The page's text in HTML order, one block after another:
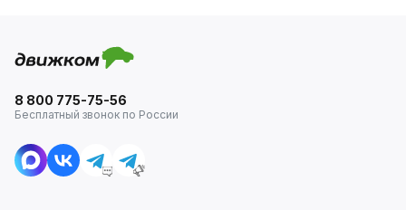
8 800 775-75-56
Бесплатный звонок по России